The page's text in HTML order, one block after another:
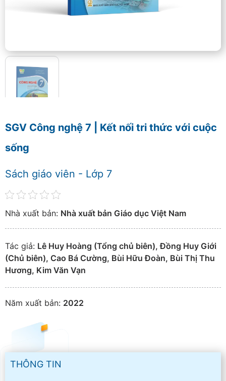
SGV Công nghệ 7 | Kết nối tri thức với cuộc
sống
Sách giáo viên - Lớp 7
Nhà xuất bản: Nhà xuất bản Giáo dục Việt Nam
Tác giả: Lê Huy Hoàng (Tổng chủ biên), Đồng Huy Giới
(Chủ biên), Cao Bá Cường, Bùi Hữu Đoàn, Bùi Thị Thu
Hương, Kim Văn Vạn
Năm xuất bản: 2022
THÔNG TIN